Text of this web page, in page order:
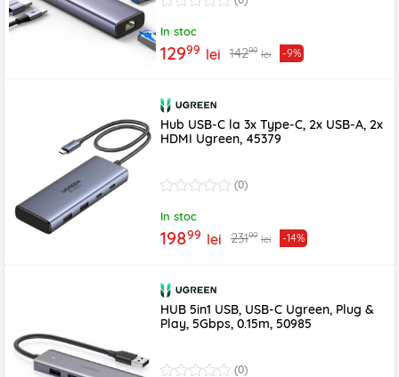
In stoc
12999 lei 14299 lei -9%
Hub USB-C la 3x Type-C, 2x USB-A, 2x
HDMI Ugreen, 45379
(0)
In stoc
19899 lei 23199 lei -14%
HUB 5in1 USB, USB-C Ugreen, Plug &
Play, 5Gbps, 0.15m, 50985
(0)